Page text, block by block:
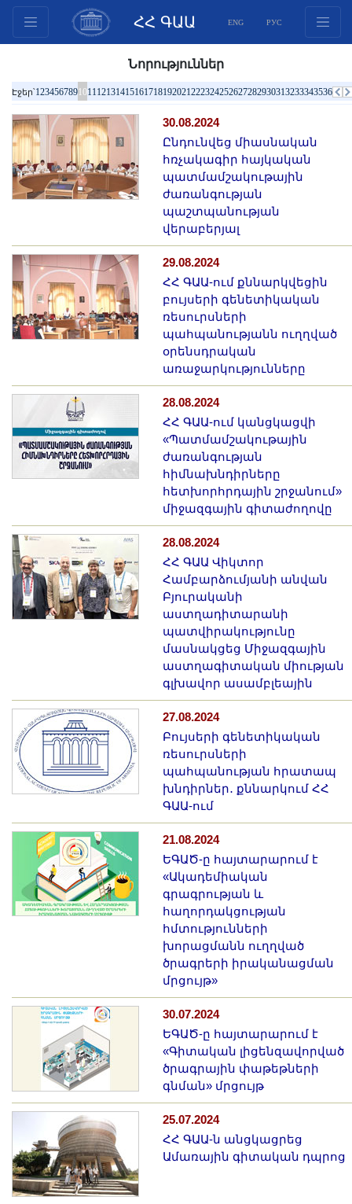
ՀՀ ԳԱԱ ENG РУС
անդամներ
Փաստաթղթեր
Ինովացիոն առաջարկներ
Հրատարակություններ
Հիմնադրամներ
Մրցույթներ
Միջազգային
համագործակցություն
Երիտասարդական
ծրագրեր
Տեսադարան
Վեբ ռեսուրսներ
Այլ ակադեմիաներ
«Գիտություն» թերթ
«Գիտության աշխարհում»
Հրապարակումներ
մամուլում
Ազդեր
Հոբելյաններ
Համալսարաններ
Գիտական արդյունքներ
Սփյուռքի գիտնականները
Երիտասարդ գիտնականի
ամբիոն
Մեր երախտավորները
Հայտարարություններ
Որոնում
Նորություններ
Էջեր՝123456789101112131415161718192021222324252627282930313233343536
30.08.2024
Ընդունվեց միասնական
հռչակագիր հայկական
պատմամշակութային
ժառանգության
պաշտպանության
վերաբերյալ
29.08.2024
ՀՀ ԳԱԱ-ում քննարկվեցին
բույսերի գենետիկական
ռեսուրսների
պահպանությանն ուղղված
օրենսդրական
առաջարկությունները
28.08.2024
ՀՀ ԳԱԱ-ում կանցկացվի
«Պատմամշակութային
ժառանգության
հիմնախնդիրները
հետխորհրդային շրջանում»
միջազգային գիտաժողովը
28.08.2024
ՀՀ ԳԱԱ Վիկտոր
Համբարձումյանի անվան
Բյուրականի
աստղադիտարանի
պատվիրակությունը
մասնակցեց Միջազգային
աստղագիտական միության
գլխավոր ասամբլեային
27.08.2024
Բույսերի գենետիկական
ռեսուրսների
պահպանության հրատապ
խնդիրներ․ քննարկում ՀՀ
ԳԱԱ-ում
21.08.2024
ԵԳԱԾ-ը հայտարարում է
«Ակադեմիական
գրագրության և
հաղորդակցության
հմտությունների
խորացմանն ուղղված
ծրագրերի իրականացման
մրցույթ»
30.07.2024
ԵԳԱԾ-ը հայտարարում է
«Գիտական լիցենզավորված
ծրագրային փաթեթների
գնման» մրցույթ
25.07.2024
ՀՀ ԳԱԱ-ն անցկացրեց
Ամառային գիտական դպրոց